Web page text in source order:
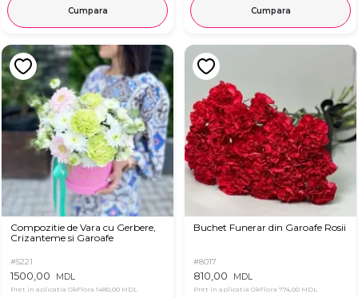
Cumpara Cumpara
Compozitie de Vara cu Gerbere,
Crizanteme si Garoafe
#5221
1500,00 MDL
Pret in aplicatia OkFlora 1480,00 MDL
Buchet Funerar din Garoafe Rosii
#8017
810,00 MDL
Pret in aplicatia OkFlora 774,00 MDL